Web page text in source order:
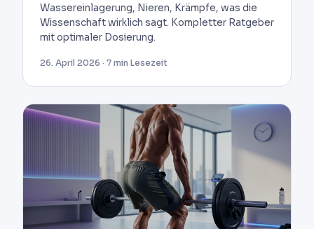
Wassereinlagerung, Nieren, Krämpfe, was die
Wissenschaft wirklich sagt. Kompletter Ratgeber
mit optimaler Dosierung.
26. April 2026 · 7 min Lesezeit